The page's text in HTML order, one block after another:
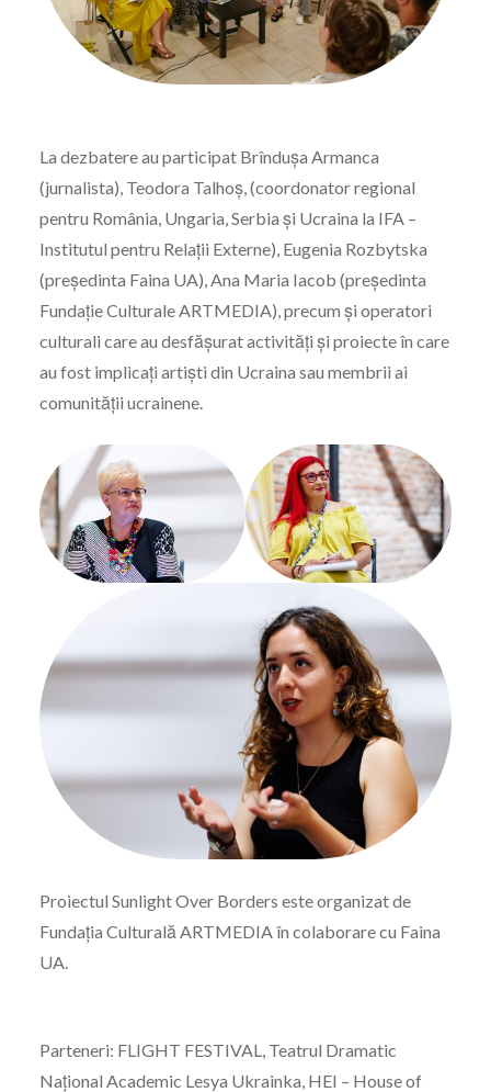
La dezbatere au participat Brîndușa Armanca
(jurnalista), Teodora Talhoș, (coordonator regional
pentru România, Ungaria, Serbia și Ucraina la IFA –
Institutul pentru Relații Externe), Eugenia Rozbytska
(președinta Faina UA), Ana Maria Iacob (președinta
Fundație Culturale ARTMEDIA), precum și operatori
culturali care au desfășurat activități și proiecte în care
au fost implicați artiști din Ucraina sau membrii ai
comunității ucrainene.
Proiectul Sunlight Over Borders este organizat de
Fundația Culturală ARTMEDIA în colaborare cu Faina
UA.
Parteneri: FLIGHT FESTIVAL, Teatrul Dramatic
Național Academic Lesya Ukrainka, HEI – House of